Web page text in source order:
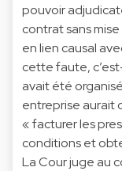
pouvoir
contrat sans
en lien causal
cette faute,
avait été
entreprise aurait
« facturer les
conditions et
La Cour juge au